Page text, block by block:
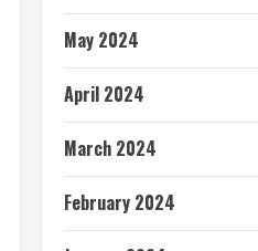
May 2024
April 2024
March 2024
February 2024